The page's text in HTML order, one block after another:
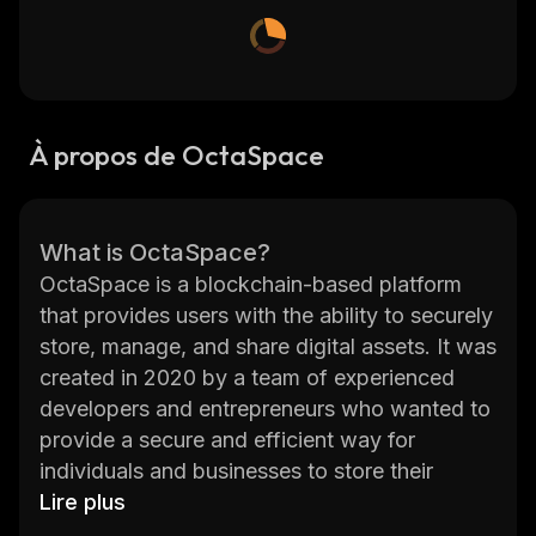
À propos de OctaSpace
What is OctaSpace?
OctaSpace is a blockchain-based platform
that provides users with the ability to securely
store, manage, and share digital assets. It was
created in 2020 by a team of experienced
developers and entrepreneurs who wanted to
provide a secure and efficient way for
individuals and businesses to store their
digital assets. OctaSpace uses advanced
Lire plus